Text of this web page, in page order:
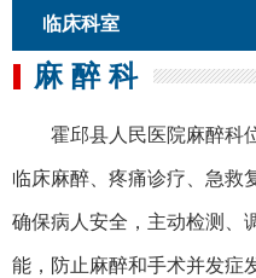
临床科室
麻 醉 科
霍邱县人民医院麻醉科
临床麻醉、疼痛诊疗、急救
确保病人安全，主动检测、
能，防止麻醉和手术并发症